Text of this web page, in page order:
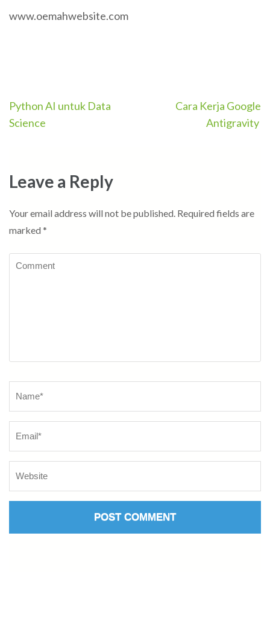
www.oemahwebsite.com
Post
navigation
Python AI untuk Data
Science
Cara Kerja Google
Antigravity
Leave a Reply
Your email address will not be published. Required fields are
marked *